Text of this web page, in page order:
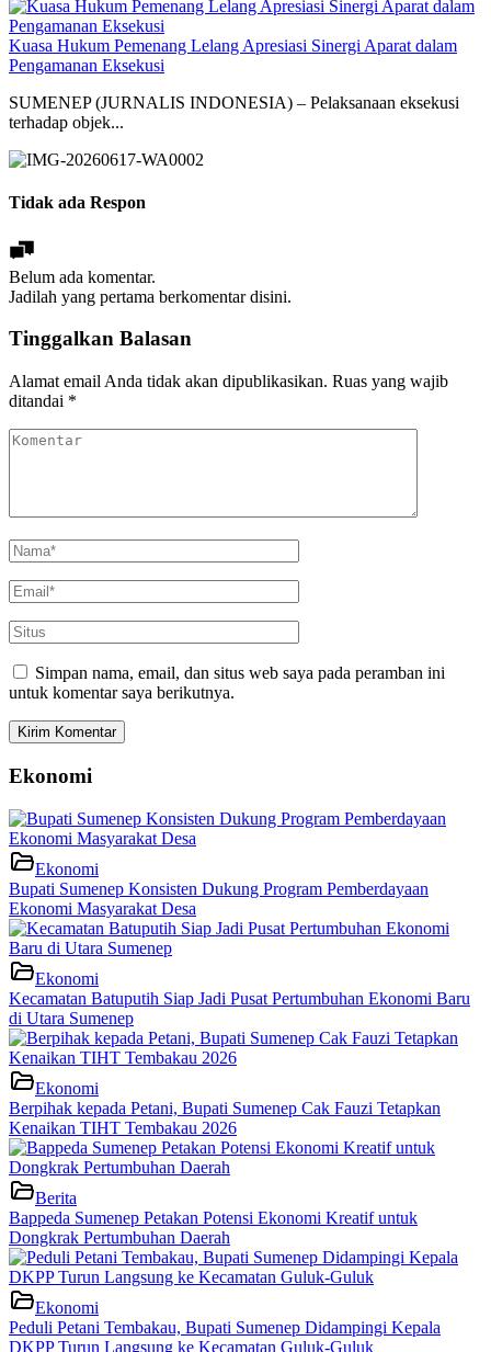
Kuasa Hukum Pemenang Lelang Apresiasi Sinergi Aparat dalam
Pengamanan Eksekusi
SUMENEP (JURNALIS INDONESIA) – Pelaksanaan eksekusi
terhadap objek...
Tidak ada Respon
Belum ada komentar.
Jadilah yang pertama berkomentar disini.
Tinggalkan Balasan
Alamat email Anda tidak akan dipublikasikan. Ruas yang wajib
ditandai *
Simpan nama, email, dan situs web saya pada peramban ini
untuk komentar saya berikutnya.
Ekonomi
Ekonomi
Bupati Sumenep Konsisten Dukung Program Pemberdayaan
Ekonomi Masyarakat Desa
Ekonomi
Kecamatan Batuputih Siap Jadi Pusat Pertumbuhan Ekonomi Baru
di Utara Sumenep
Ekonomi
Berpihak kepada Petani, Bupati Sumenep Cak Fauzi Tetapkan
Kenaikan TIHT Tembakau 2026
Berita
Bappeda Sumenep Petakan Potensi Ekonomi Kreatif untuk
Dongkrak Pertumbuhan Daerah
Ekonomi
Peduli Petani Tembakau, Bupati Sumenep Didampingi Kepala
DKPP Turun Langsung ke Kecamatan Guluk-Guluk